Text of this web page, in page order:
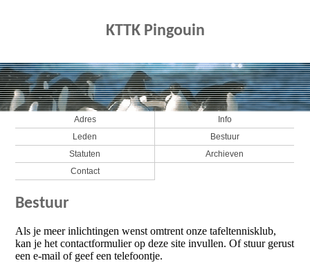
KTTK Pingouin
Adres
Info
Leden
Bestuur
Statuten
Archieven
Contact
Bestuur
Als je meer inlichtingen wenst omtrent onze tafeltennisklub,
kan je het contactformulier op deze site invullen. Of stuur gerust
een e-mail of geef een telefoontje.